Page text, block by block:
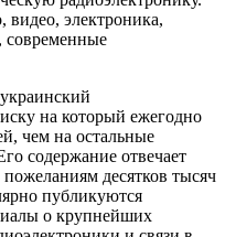
электроника,
на который ежегодно
чем на остальные
содержание отвечает
десятков тысяч
публикуются
о крупнейших